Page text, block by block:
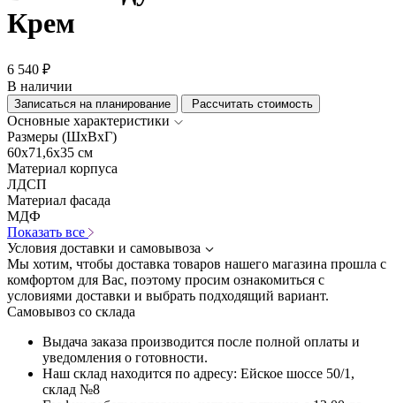
Крем
6 540 ₽
В наличии
Записаться на планирование Рассчитать стоимость
Основные характеристики
Размеры (ШхВхГ)
60x71,6x35 см
Материал корпуса
ЛДСП
Материал фасада
МДФ
Показать все
Условия доставки и самовывоза
Мы хотим, чтобы доставка товаров нашего магазина прошла с
комфортом для Вас, поэтому просим ознакомиться с
условиями доставки и выбрать подходящий вариант.
Самовывоз со склада
Выдача заказа производится после полной оплаты и
уведомления о готовности.
Наш склад находится по адресу: Ейское шоссе 50/1,
склад №8